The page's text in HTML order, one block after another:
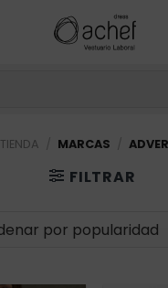
TIENDA MARCAS
FILTRAR